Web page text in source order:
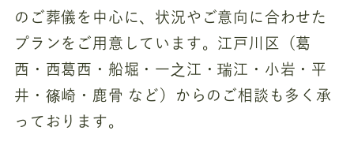
のご葬儀を中心に、状況やご意向に合わせた
プランをご用意しています。江戸川区（葛
西・西葛西・船堀・一之江・瑞江・小岩・平
井・篠崎・鹿骨 など）からのご相談も多く承
っております。